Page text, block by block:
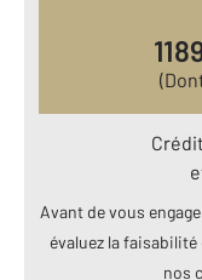
Avant de vous
évaluez la
nos